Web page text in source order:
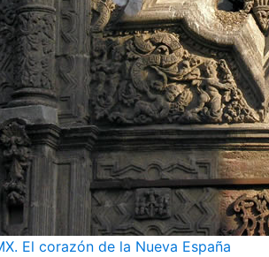
El corazón de la Nueva España